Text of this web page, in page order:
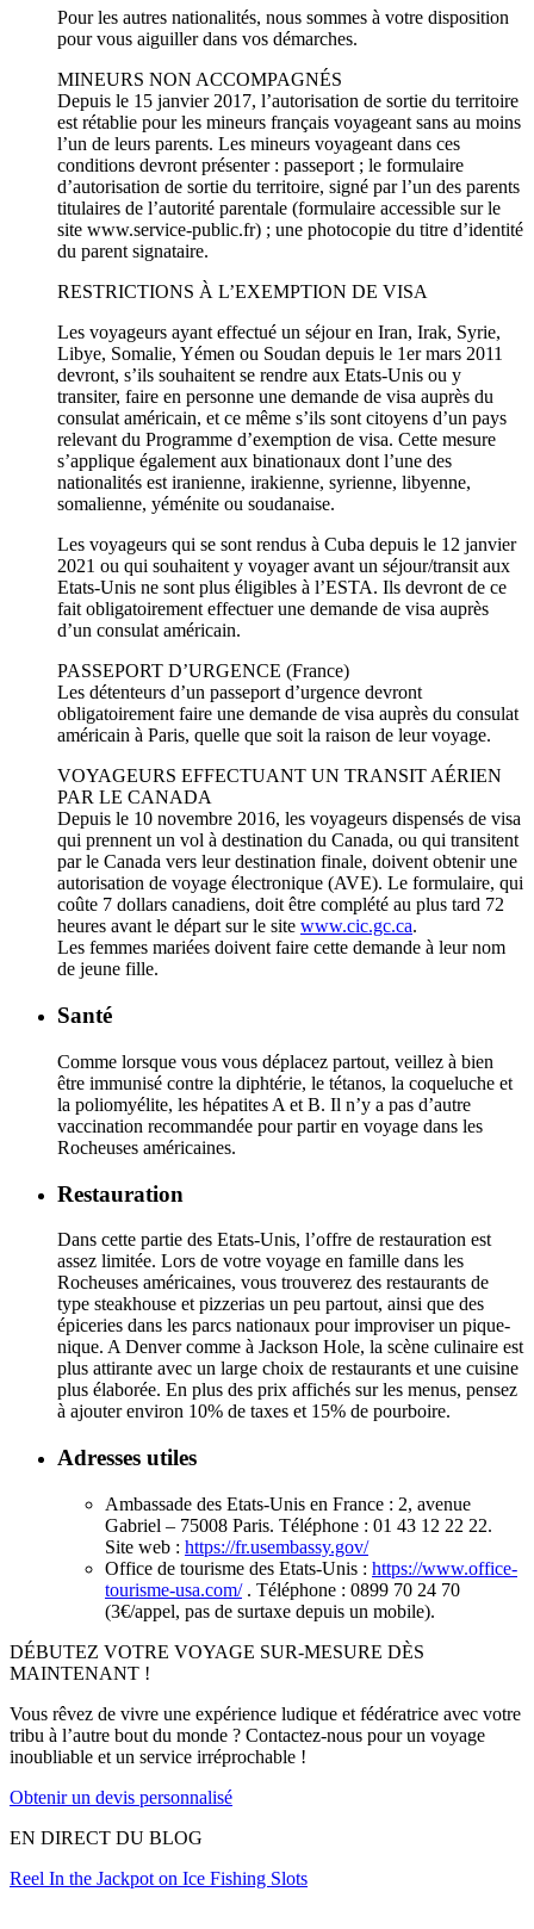
Pour les autres nationalités, nous sommes à votre disposition
pour vous aiguiller dans vos démarches.
MINEURS NON ACCOMPAGNÉS
Depuis le 15 janvier 2017, l’autorisation de sortie du territoire
est rétablie pour les mineurs français voyageant sans au moins
l’un de leurs parents. Les mineurs voyageant dans ces
conditions devront présenter : passeport ; le formulaire
d’autorisation de sortie du territoire, signé par l’un des parents
titulaires de l’autorité parentale (formulaire accessible sur le
site www.service-public.fr) ; une photocopie du titre d’identité
du parent signataire.
RESTRICTIONS À L’EXEMPTION DE VISA
Les voyageurs ayant effectué un séjour en Iran, Irak, Syrie,
Libye, Somalie, Yémen ou Soudan depuis le 1er mars 2011
devront, s’ils souhaitent se rendre aux Etats-Unis ou y
transiter, faire en personne une demande de visa auprès du
consulat américain, et ce même s’ils sont citoyens d’un pays
relevant du Programme d’exemption de visa. Cette mesure
s’applique également aux binationaux dont l’une des
nationalités est iranienne, irakienne, syrienne, libyenne,
somalienne, yéménite ou soudanaise.
Les voyageurs qui se sont rendus à Cuba depuis le 12 janvier
2021 ou qui souhaitent y voyager avant un séjour/transit aux
Etats-Unis ne sont plus éligibles à l’ESTA. Ils devront de ce
fait obligatoirement effectuer une demande de visa auprès
d’un consulat américain.
PASSEPORT D’URGENCE (France)
Les détenteurs d’un passeport d’urgence devront
obligatoirement faire une demande de visa auprès du consulat
américain à Paris, quelle que soit la raison de leur voyage.
VOYAGEURS EFFECTUANT UN TRANSIT AÉRIEN
PAR LE CANADA
Depuis le 10 novembre 2016, les voyageurs dispensés de visa
qui prennent un vol à destination du Canada, ou qui transitent
par le Canada vers leur destination finale, doivent obtenir une
autorisation de voyage électronique (AVE). Le formulaire, qui
coûte 7 dollars canadiens, doit être complété au plus tard 72
heures avant le départ sur le site www.cic.gc.ca.
Les femmes mariées doivent faire cette demande à leur nom
de jeune fille.
Santé
Comme lorsque vous vous déplacez partout, veillez à bien
être immunisé contre la diphtérie, le tétanos, la coqueluche et
la poliomyélite, les hépatites A et B. Il n’y a pas d’autre
vaccination recommandée pour partir en voyage dans les
Rocheuses américaines.
Restauration
Dans cette partie des Etats-Unis, l’offre de restauration est
assez limitée. Lors de votre voyage en famille dans les
Rocheuses américaines, vous trouverez des restaurants de
type steakhouse et pizzerias un peu partout, ainsi que des
épiceries dans les parcs nationaux pour improviser un pique-
nique. A Denver comme à Jackson Hole, la scène culinaire est
plus attirante avec un large choix de restaurants et une cuisine
plus élaborée. En plus des prix affichés sur les menus, pensez
à ajouter environ 10% de taxes et 15% de pourboire.
Adresses utiles
Ambassade des Etats-Unis en France : 2, avenue
Gabriel – 75008 Paris. Téléphone : 01 43 12 22 22.
Site web : https://fr.usembassy.gov/
Office de tourisme des Etats-Unis : https://www.office-
tourisme-usa.com/. Téléphone : 0899 70 24 70
(3€/appel, pas de surtaxe depuis un mobile).
DÉBUTEZ VOTRE VOYAGE SUR-MESURE DÈS
MAINTENANT !
Vous rêvez de vivre une expérience ludique et fédératrice avec votre
tribu à l’autre bout du monde ? Contactez-nous pour un voyage
inoubliable et un service irréprochable !
Obtenir un devis personnalisé
EN DIRECT DU BLOG
Reel In the Jackpot on Ice Fishing Slots